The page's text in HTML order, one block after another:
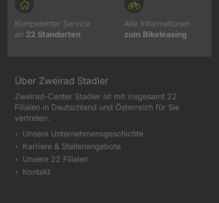
Kompetenter Service
an 22 Standorten
Alle Informationen
zum Bikeleasing
Über Zweirad Stadler
Zweirad-Center Stadler ist mit insgesamt 22
Filialen in Deutschland und Österreich für Sie
vertreten.
Unsere Unternehmensgeschichte
Karriere & Stellenangebote
Unsere 22 Filialen
Kontakt